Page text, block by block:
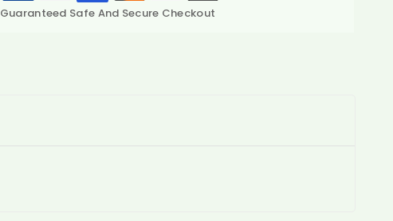
Guaranteed Safe And Secure Checkout